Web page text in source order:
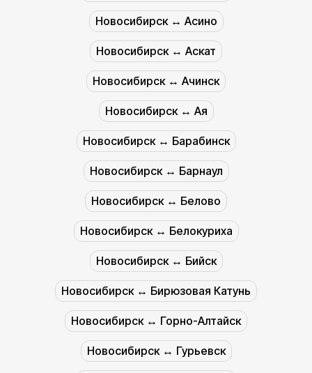
Новосибирск ↔︎ Асино
Новосибирск ↔︎ Аскат
Новосибирск ↔︎ Ачинск
Новосибирск ↔︎ Ая
Новосибирск ↔︎ Барабинск
Новосибирск ↔︎ Барнаул
Новосибирск ↔︎ Белово
Новосибирск ↔︎ Белокуриха
Новосибирск ↔︎ Бийск
Новосибирск ↔︎ Бирюзовая Катунь
Новосибирск ↔︎ Горно-Алтайск
Новосибирск ↔︎ Гурьевск